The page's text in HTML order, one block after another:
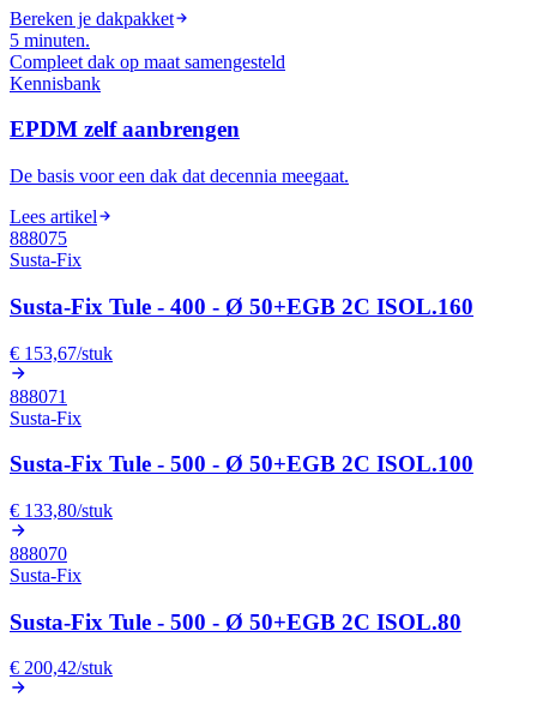
Bereken je dakpakket
5 minuten.
Compleet dak op maat samengesteld
Kennisbank
EPDM zelf aanbrengen
De basis voor een dak dat decennia meegaat.
Lees artikel
888075
Susta-Fix
Susta-Fix Tule - 400 - Ø 50+EGB 2C ISOL.160
€ 153,67/stuk
888071
Susta-Fix
Susta-Fix Tule - 500 - Ø 50+EGB 2C ISOL.100
€ 133,80/stuk
888070
Susta-Fix
Susta-Fix Tule - 500 - Ø 50+EGB 2C ISOL.80
€ 200,42/stuk